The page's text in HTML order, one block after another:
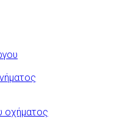
οχήματος